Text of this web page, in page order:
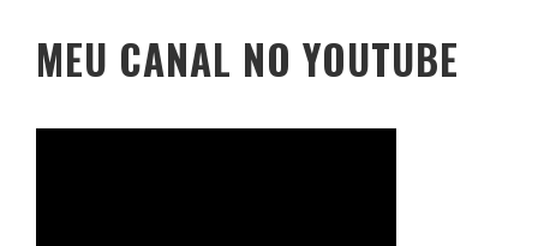
MEU CANAL NO YOUTUBE